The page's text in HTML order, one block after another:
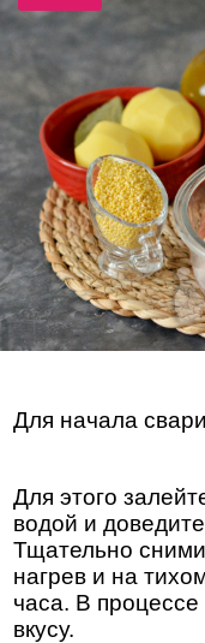
Для начала
Для этого
водой и
Тщательно
нагрев и на
часа. В процессе
вкусу.